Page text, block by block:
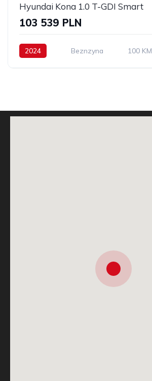
Hyundai Kona 1.0 T-GDI Smart
103 539 PLN
2024 Beznzyna 100 KM